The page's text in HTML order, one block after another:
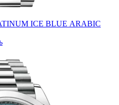
ICE BLUE ARABIC